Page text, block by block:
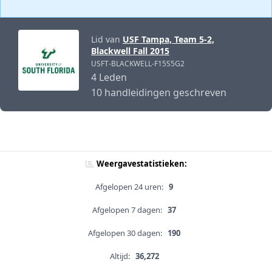
Lid van USF Tampa, Team 5-2,
Blackwell Fall 2015
USFT-BLACKWELL-F15S5G2
4 Leden
10 handleidingen geschreven
Weergavestatistieken:
Afgelopen 24 uren: 9
Afgelopen 7 dagen: 37
Afgelopen 30 dagen: 190
Altijd: 36,272